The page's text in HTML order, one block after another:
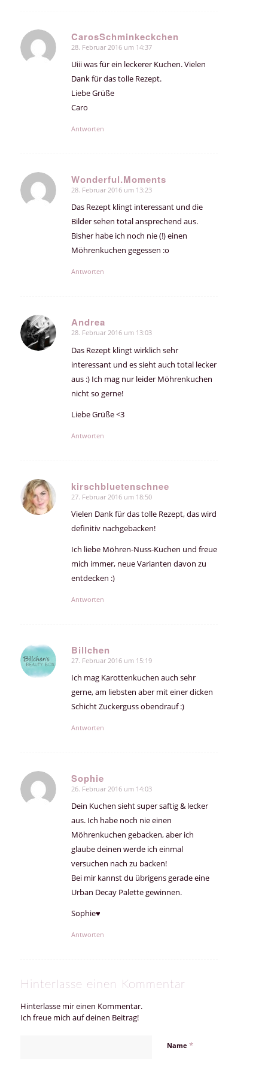
CarosSchminkeckchen
sagte:
28. Februar 2016 um 14:37
Uiii was für ein leckerer Kuchen. Vielen
Dank für das tolle Rezept.
Liebe Grüße
Caro
Antworten
Wonderful.Moments
sagte:
28. Februar 2016 um 13:23
Das Rezept klingt interessant und die
Bilder sehen total ansprechend aus.
Bisher habe ich noch nie (!) einen
Möhrenkuchen gegessen :o
Antworten
Andrea
sagte:
28. Februar 2016 um 13:03
Das Rezept klingt wirklich sehr
interessant und es sieht auch total lecker
aus :) Ich mag nur leider Möhrenkuchen
nicht so gerne!
Liebe Grüße <3
Antworten
kirschbluetenschnee
sagte:
27. Februar 2016 um 18:50
Vielen Dank für das tolle Rezept, das wird
definitiv nachgebacken!
Ich liebe Möhren-Nuss-Kuchen und freue
mich immer, neue Varianten davon zu
entdecken :)
Antworten
Billchen
sagte:
27. Februar 2016 um 15:19
Ich mag Karottenkuchen auch sehr
gerne, am liebsten aber mit einer dicken
Schicht Zuckerguss obendrauf :)
Antworten
Sophie
sagte:
26. Februar 2016 um 14:03
Dein Kuchen sieht super saftig & lecker
aus. Ich habe noch nie einen
Möhrenkuchen gebacken, aber ich
glaube deinen werde ich einmal
versuchen nach zu backen!
Bei mir kannst du übrigens gerade eine
Urban Decay Palette gewinnen.
Sophie♥
Antworten
Hinterlasse einen Kommentar
Hinterlasse mir einen Kommentar.
Ich freue mich auf deinen Beitrag!
Name *